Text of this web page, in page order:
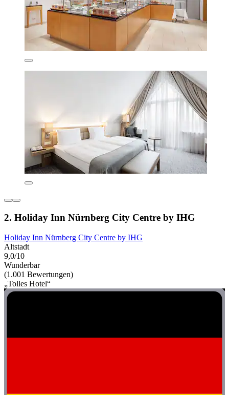
2. Holiday Inn Nürnberg City Centre by IHG
Holiday Inn Nürnberg City Centre by IHG
Altstadt
9,0/10
Wunderbar
(1.001 Bewertungen)
„Tolles Hotel“